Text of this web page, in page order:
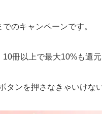
のキャンペーンです。
冊以上で最大10%も還元
タンを押さなきゃいけな